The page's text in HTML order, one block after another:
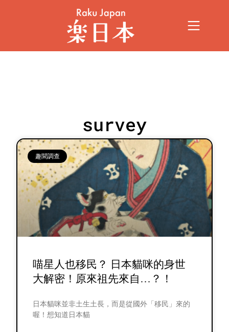
survey
趣聞調查
喵星人也移民？ 日本貓咪的身世
大解密！原來祖先來自…？！
日本貓咪並非土生土長，而是從國外「移民」來的
喔！想知道日本貓